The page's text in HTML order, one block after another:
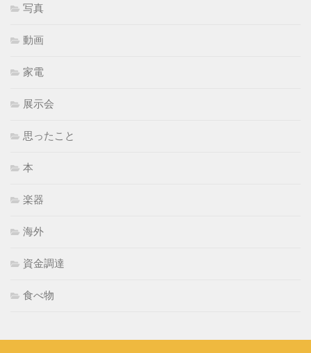
写真
動画
家電
展示会
思ったこと
本
楽器
海外
資金調達
食べ物